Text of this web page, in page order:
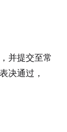
并提交至常
决通过，